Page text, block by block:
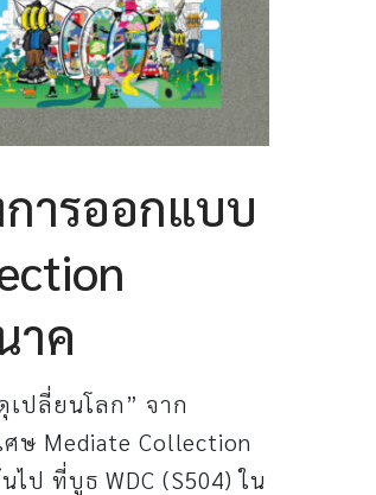
ารออกแบบ
าค
ปลี่ยนโลก” จาก
ษ Mediate Collection
ป ที่บูธ WDC (S504) ใน